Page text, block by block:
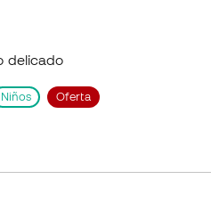
delicado
Niños Oferta